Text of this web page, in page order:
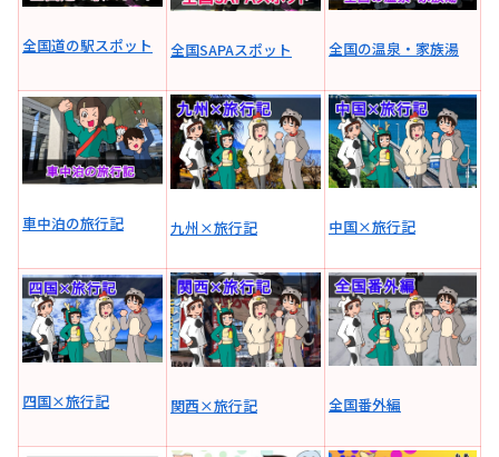
全国道の駅スポット 全国SAPAスポット 全国の温泉・家族湯
車中泊の旅行記 九州×旅行記 中国×旅行記
四国×旅行記 関西×旅行記 全国番外編